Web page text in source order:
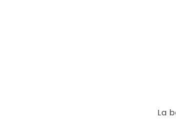
La